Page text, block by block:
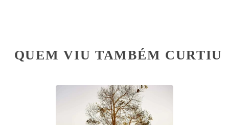
QUEM VIU TAMBÉM CURTIU